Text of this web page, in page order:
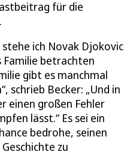
für die
ich Novak Djokovic
Familie betrachten
gibt es manchmal
schrieb Becker: „Und in
einen großen Fehler
lässt.“ Es sei ein
bedrohe, seinen
zu